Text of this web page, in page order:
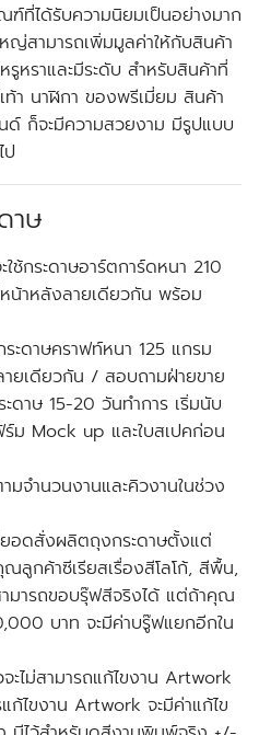
ที่ได้รับความนิยมเป็นอย่างมาก
ญ่สามารถเพิ่มมูลค่าให้กับสินค้า
หราและมีระดับ สำหรับสินค้าที่
า นาฬิกา ของพรีเมี่ยม สินค้า
ด์ ก็จะมีความสวยงาม มีรูปแบบ
าษ
ใช้กระดาษอาร์ตการ์ดหนา 210
าหลังลายเดียวกัน พร้อม
ระดาษคราฟท์หนา 125 แกรม
ยเดียวกัน / สอบถามฝ่ายขาย
ะดาษ 15-20 วันทำการ เริ่มนับ
ม Mock up และใบสเปคก่อน
มจำนวนงานและคิวงานในช่วง
อดสั่งผลิตถุงกระดาษตั้งแต่
ณลูกค้าซีเรียสเรื่องสีโลโก้, สีพื้น,
ารถขอบรุ๊ฟสีจริงได้ แต่ถ้าคุณ
บาท จะมีค่าบรู๊ฟแยกอีกใน
ไม่สามารถแก้ไขงาน Artwork
ไขงาน Artwork จะมีค่าแก้ไข